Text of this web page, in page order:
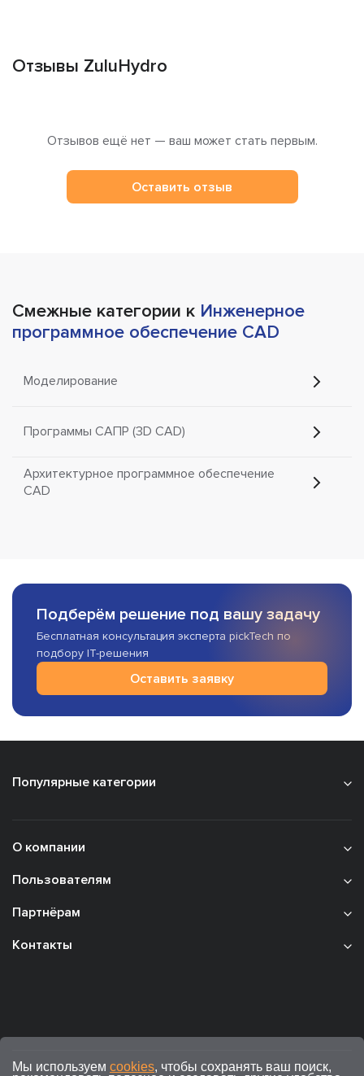
Отзывы ZuluHydro
Отзывов ещё нет — ваш может стать первым.
Оставить отзыв
Смежные категории к Инженерное
программное обеспечение CAD
Моделирование
Программы САПР (3D CAD)
Архитектурное программное обеспечение
CAD
Подберём решение под вашу задачу
Бесплатная консультация эксперта pickTech по
подбору IT-решения
Оставить заявку
Популярные категории
О компании
Пользователям
Партнёрам
Контакты
Мы используем cookies, чтобы сохранять ваш поиск,